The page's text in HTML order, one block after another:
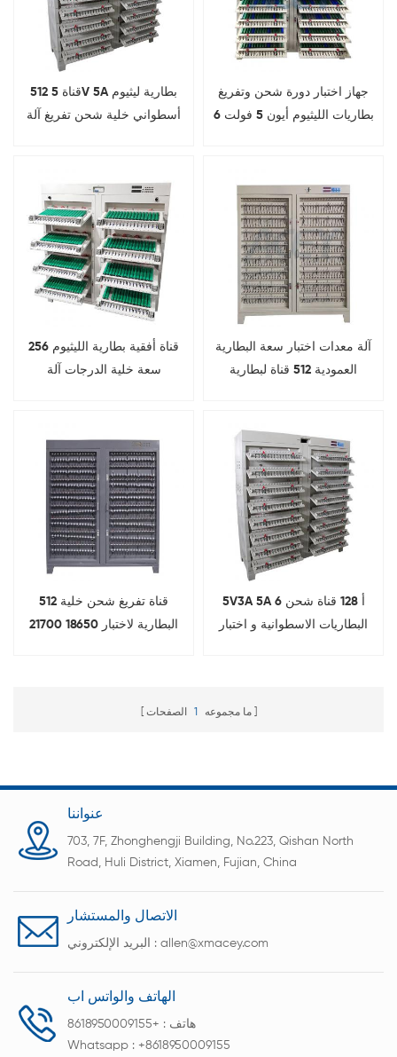
512 قناة 5V 5A بطارية ليثيوم
أسطواني خلية شحن تفريغ آلة
جهاز اختبار دورة شحن وتفريغ
بطاريات الليثيوم أيون 5 فولت 6
و32700
256 قناة أفقية بطارية الليثيوم
سعة خلية الدرجات آلة
آلة معدات اختبار سعة البطارية
العمودية 512 قناة لبطارية
512 قناة تفريغ شحن خلية
البطارية لاختبار 18650 21700
5V3A 5A 6 أ 128 قناة شحن
البطاريات الاسطوانية و اختبار
ما مجموعه 1 الصفحات
عنواننا
703, 7F, Zhonghengji Building, No.223, Qishan North
Road, Huli District, Xiamen, Fujian, China
الاتصال والمستشار
البريد الإلكتروني : allen@xmacey.com
الهاتف والواتس اب
هاتف : +8618950009155
Whatsapp : +8618950009155